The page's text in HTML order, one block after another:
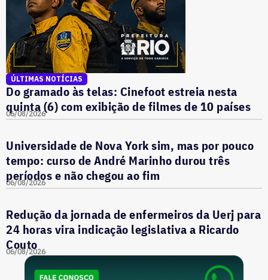
ÚLTIMAS NOTÍCIAS
Do gramado às telas: Cinefoot estreia nesta
quinta (6) com exibição de filmes de 10 países
06/08/2026
Universidade de Nova York sim, mas por pouco
tempo: curso de André Marinho durou três
períodos e não chegou ao fim
06/08/2026
Redução da jornada de enfermeiros da Uerj para
24 horas vira indicação legislativa a Ricardo
Couto
06/08/2026